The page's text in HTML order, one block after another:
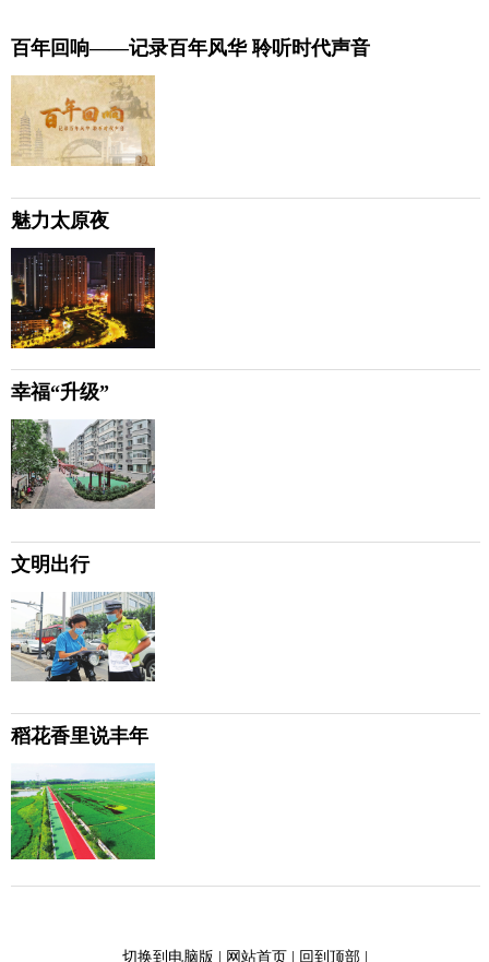
百年回响——记录百年风华 聆听时代声音
魅力太原夜
幸福“升级”
文明出行
稻花香里说丰年
切换到电脑版 | 网站首页| 回到顶部|